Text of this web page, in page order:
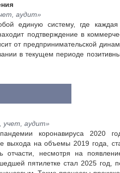
аудит»
единую систему, где
подтверждение в
от предпринимательской
в текущем периоде
аудит»
коронавируса 2020
выхода на объемы 2019 года,
отчасти, несмотря на
пятилетке стал 2025 год,